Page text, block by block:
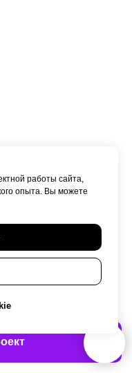
работы сайта,
опыта. Вы можете